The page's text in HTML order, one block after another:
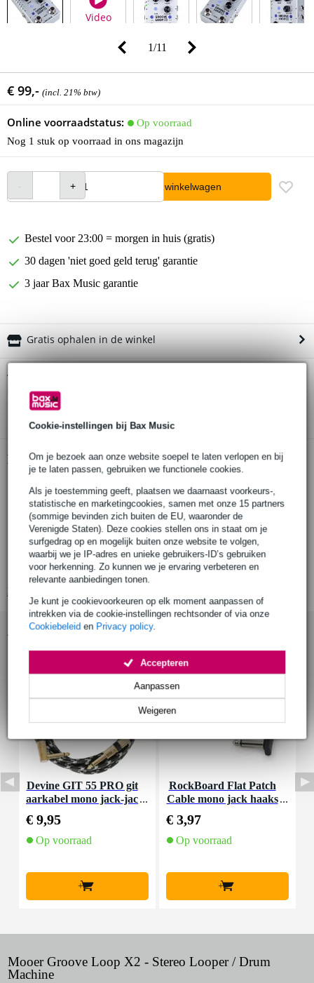
Cookie-instellingen bij Bax Music
Om je bezoek aan onze website soepel te laten verlopen en bij
je te laten passen, gebruiken we functionele cookies.
Als je toestemming geeft, plaatsen we daarnaast voorkeurs-,
statistische en marketingcookies, samen met onze 15 partners
(sommige bevinden zich buiten de EU, waaronder de
Verenigde Staten). Deze cookies stellen ons in staat om je
surfgedrag op en mogelijk buiten onze website te volgen,
waarbij we je IP-adres en unieke gebruikers-ID’s gebruiken
voor herkenning. Zo kunnen we je ervaring verbeteren en
relevante aanbiedingen tonen.
Je kunt je cookievoorkeuren op elk moment aanpassen of
intrekken via de cookie-instellingen rechtsonder of via onze
Cookiebeleid en Privacy policy.
Weigeren
Aanpassen
Accepteren
Video
1/11
€ 99,- (incl. 21% btw)
Online voorraadstatus:
Op voorraad
Nog 1 stuk op voorraad in ons magazijn
In winkelwagen
Bestel voor 23:00 = morgen in huis (gratis)
30 dagen 'niet goed geld terug' garantie
3 jaar Bax Music garantie
Gratis ophalen in de winkel
Twijfel je of de
Drum Machine
Productinformatie
type effect: stereo looper & drum machine
regelingen:
loop: volumeniveau voor audio playback (maximaal +6dB)
speed: snelheid van de drummachine en audiotrack (40-260 bpm)
drum: volume van de drummachine
voetschakelaar: Rec/Play/Dub
Accessoires (65)
Devine GIT 55 PRO git
aarkabel mono jack-jac
€ 9,95
Op voorraad
+
RockBoard Flat Patch
Cable mono jack haaks
€ 3,97
Op voorraad
+
Mooer Groove Loop X2 - Stereo Looper / Drum
Machine